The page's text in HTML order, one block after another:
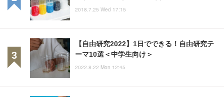
2018.7.25 Wed 17:15
【自由研究2022】1日でできる！自由研究テ
ーマ10選＜中学生向け＞
2022.8.22 Mon 12:45